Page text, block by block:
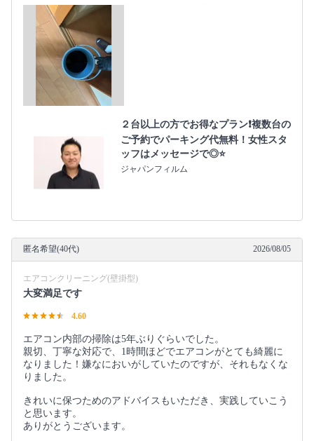
２台以上の方でお得なプラン❗️複数台の
ご予約でパーキング代無料！女性スタ
ッフはメッセージで◎⭐️
ジャパンフィルム
匿名希望(40代) 2026/08/05
エアコンクリーニング(壁掛型)
大変満足です
4.60
エアコン内部の掃除は5年ぶりぐらいでした。
親切、丁寧な対応で、1時間ほどでエアコンがとても綺麗に
なりました！嫌なにおいがしていたのですが、それもなくな
りました。
きれいに保つためのアドバイスもいただき、実践していこう
と思います。
ありがとうございます。